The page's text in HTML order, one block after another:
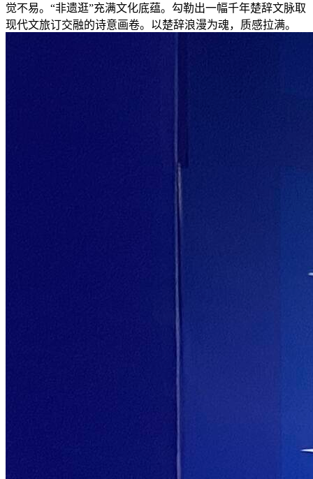
觉不易。“非遗逛”充满文化底蕴。勾勒出一幅千年楚辞文脉取
现代文旅订交融的诗意画卷。以楚辞浪漫为魂，质感拉满。